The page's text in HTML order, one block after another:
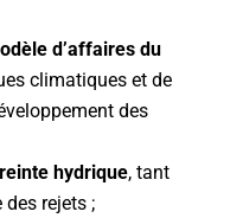
d’affaires du
climatiques et de
des
hydrique, tant
rejets ;